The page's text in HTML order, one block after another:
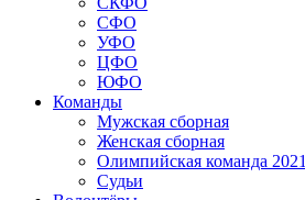
СФО
УФО
ЦФО
ЮФО
Команды
Мужская сборная
Женская сборная
Олимпийская команда 2021
Судьи